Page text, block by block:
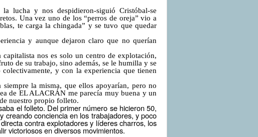
la lucha y nos despidieron-siguió Cristóbal-se
Una vez uno de los “perros de oreja” vio a
te carga la chingada” y se tuvo que quedar
y aunque dejaron claro que no querían
nos es solo un centro de explotación,
de su trabajo, sino además, se le humilla y se
y con la experiencia que tienen
la misma, que ellos apoyarían, pero no
de EL ALACRÁN me parecía muy buena y un
nuestro propio folleto.
el folleto. Del primer número se hicieron 50,
conciencia en los trabajadores, y poco
contra explotadores y líderes charros, los
victoriosos en diversos movimientos.